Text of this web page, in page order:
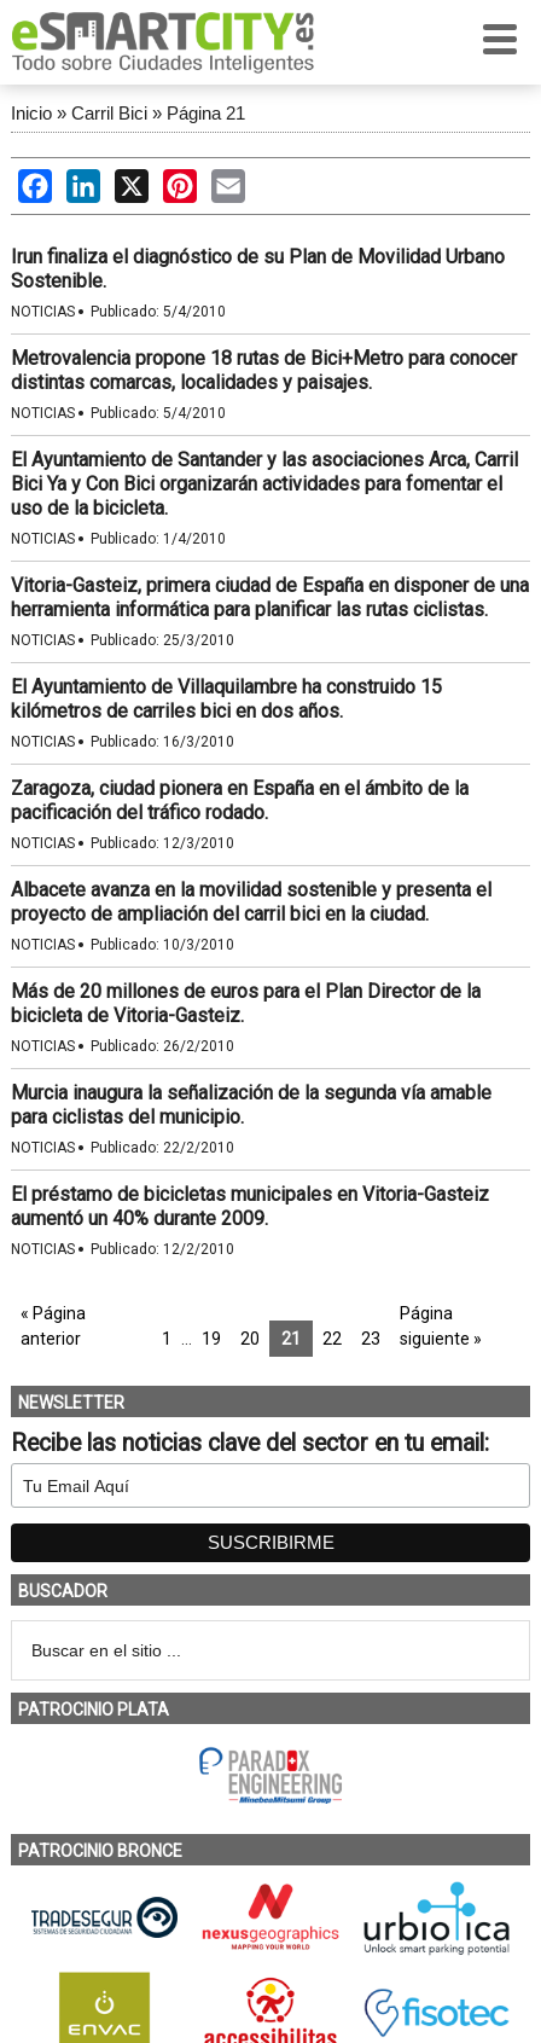
Inicio» Carril Bici» Página 21
FacebookLinkedIn
X PinterestEmail
Irun finaliza el diagnóstico de su Plan de Movilidad Urbano
Sostenible.
NOTICIAS · Publicado: 5/4/2010
Metrovalencia propone 18 rutas de Bici+Metro para conocer
distintas comarcas, localidades y paisajes.
NOTICIAS · Publicado: 5/4/2010
El Ayuntamiento de Santander y las asociaciones Arca, Carril
Bici Ya y Con Bici organizarán actividades para fomentar el
uso de la bicicleta.
NOTICIAS · Publicado: 1/4/2010
Vitoria-Gasteiz, primera ciudad de España en disponer de una
herramienta informática para planificar las rutas ciclistas.
NOTICIAS · Publicado: 25/3/2010
El Ayuntamiento de Villaquilambre ha construido 15
kilómetros de carriles bici en dos años.
NOTICIAS · Publicado: 16/3/2010
Zaragoza, ciudad pionera en España en el ámbito de la
pacificación del tráfico rodado.
NOTICIAS · Publicado: 12/3/2010
Albacete avanza en la movilidad sostenible y presenta el
proyecto de ampliación del carril bici en la ciudad.
NOTICIAS · Publicado: 10/3/2010
Más de 20 millones de euros para el Plan Director de la
bicicleta de Vitoria-Gasteiz.
NOTICIAS · Publicado: 26/2/2010
Murcia inaugura la señalización de la segunda vía amable
para ciclistas del municipio.
NOTICIAS · Publicado: 22/2/2010
El préstamo de bicicletas municipales en Vitoria-Gasteiz
aumentó un 40% durante 2009.
NOTICIAS · Publicado: 12/2/2010
« Página
anterior
1 19 20 21 22 23
Página
siguiente »
NEWSLETTER
Recibe las noticias clave del sector en tu email:
BUSCADOR
PATROCINIO PLATA
PATROCINIO BRONCE